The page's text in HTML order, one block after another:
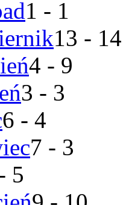
1 - 1
13 - 14
4 - 9
3 - 3
6 - 4
7 - 3
5